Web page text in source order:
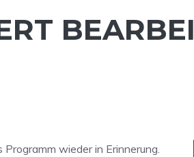
wieder in Erinnerung.